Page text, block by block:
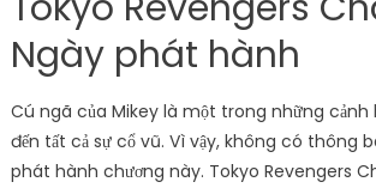
Ngày phát hành
Cú ngã của Mikey là một trong những
đến tất cả sự cổ vũ. Vì vậy, không có thông
phát hành chương này. Tokyo Revengers